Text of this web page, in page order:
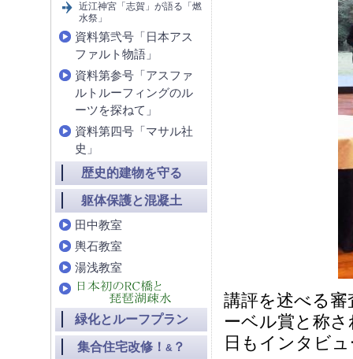
講評を述べる
ーベル賞と称
日もインタビ
近江神宮「志賀」が語る「燃
水祭」
資料第弐号「日本アス
ファルト物語」
資料第参号「アスファ
ルトルーフィングのル
ーツを探ねて」
資料第四号「マサル社
史」
歴史的建物を守る
躯体保護と混凝土
田中教室
輿石教室
湯浅教室
緑化とルーフプラン
集合住宅改修！ & ？